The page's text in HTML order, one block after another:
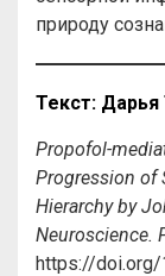
природу
Текст: Дарья
Propofol-
Progression of
Hierarchy by
Neuroscience.
https://doi.org/